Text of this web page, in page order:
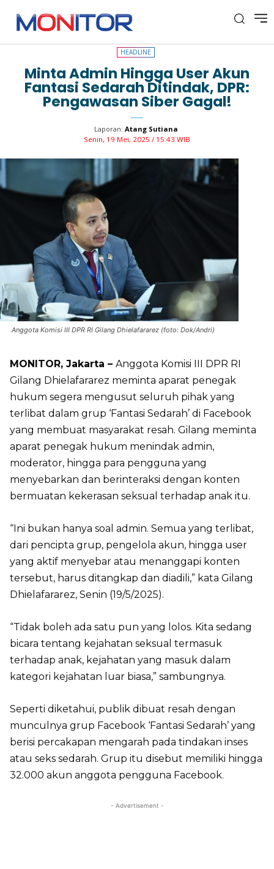
HEADLINE
HEADLINE
Minta Admin Hingga User Akun
Fantasi Sedarah Ditindak, DPR:
Pengawasan Siber Gagal!
Laporan: Atang Sutiana
Senin, 19 Mei, 2025 / 15:43 WIB
Anggota Komisi III DPR RI Gilang Dhielafararez (foto: Dok/Andri)
MONITOR, Jakarta – Anggota Komisi III DPR RI
Gilang Dhielafararez meminta aparat penegak
hukum segera mengusut seluruh pihak yang
terlibat dalam grup ‘Fantasi Sedarah’ di Facebook
yang membuat masyarakat resah. Gilang meminta
aparat penegak hukum menindak admin,
moderator, hingga para pengguna yang
menyebarkan dan berinteraksi dengan konten
bermuatan kekerasan seksual terhadap anak itu.
“Ini bukan hanya soal admin. Semua yang terlibat,
dari pencipta grup, pengelola akun, hingga user
yang aktif menyebar atau menanggapi konten
tersebut, harus ditangkap dan diadili,” kata Gilang
Dhielafararez, Senin (19/5/2025).
“Tidak boleh ada satu pun yang lolos. Kita sedang
bicara tentang kejahatan seksual termasuk
terhadap anak, kejahatan yang masuk dalam
kategori kejahatan luar biasa,” sambungnya.
Seperti diketahui, publik dibuat resah dengan
munculnya grup Facebook ‘Fantasi Sedarah’ yang
berisi percakapan mengarah pada tindakan inses
atau seks sedarah. Grup itu disebut memiliki hingga
32.000 akun anggota pengguna Facebook.
- Advertisement -